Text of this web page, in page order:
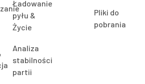
Ładowanie
pyłu &
Życie
Analiza
stabilności
partii
Pliki do
pobrania